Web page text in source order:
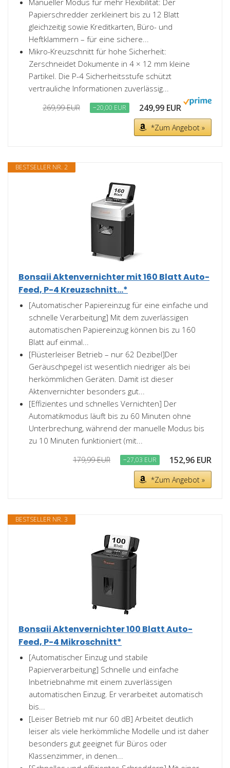
Manueller Modus für mehr Flexibilität: Der
Papierschredder zerkleinert bis zu 12 Blatt
gleichzeitig sowie Kreditkarten, Büro- und
Heftklammern – für eine sichere...
Mikro-Kreuzschnitt für hohe Sicherheit:
Zerschneidet Dokumente in 4 × 12 mm kleine
Partikel. Die P-4 Sicherheitsstufe schützt
vertrauliche Informationen zuverlässig...
269,99 EUR −20,00 EUR 249,99 EUR
*Zum Angebot »
BESTSELLER NR. 2
Bonsaii Aktenvernichter mit 160 Blatt Auto-
Feed, P-4 Kreuzschnitt...*
[Automatischer Papiereinzug für eine einfache und
schnelle Verarbeitung] Mit dem zuverlässigen
automatischen Papiereinzug können bis zu 160
Blatt auf einmal...
[Flüsterleiser Betrieb – nur 62 Dezibel]Der
Geräuschpegel ist wesentlich niedriger als bei
herkömmlichen Geräten. Damit ist dieser
Aktenvernichter besonders gut...
[Effizientes und schnelles Vernichten] Der
Automatikmodus läuft bis zu 60 Minuten ohne
Unterbrechung, während der manuelle Modus bis
zu 10 Minuten funktioniert (mit...
179,99 EUR −27,03 EUR 152,96 EUR
*Zum Angebot »
BESTSELLER NR. 3
Bonsaii Aktenvernichter 100 Blatt Auto-
Feed, P-4 Mikroschnitt*
[Automatischer Einzug und stabile
Papierverarbeitung] Schnelle und einfache
Inbetriebnahme mit einem zuverlässigen
automatischen Einzug. Er verarbeitet automatisch
bis...
[Leiser Betrieb mit nur 60 dB] Arbeitet deutlich
leiser als viele herkömmliche Modelle und ist daher
besonders gut geeignet für Büros oder
Klassenzimmer, in denen...